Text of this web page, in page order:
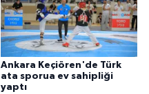
Ankara Keçiören'de Türk
ata sporua ev sahipliği
yaptı